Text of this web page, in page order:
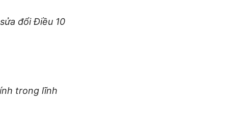
đổi Điều 10
trong lĩnh